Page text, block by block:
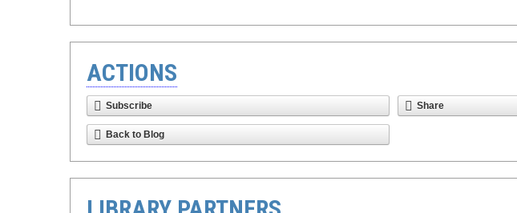
ACTIONS
Subscribe Share
Back to Blog